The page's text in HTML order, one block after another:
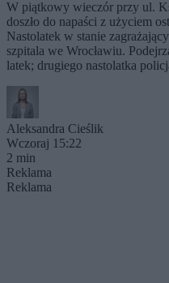
W piątkowy wieczór przy ul.
doszło do napaści z użyciem
Nastolatek w stanie
szpitala we Wrocławiu.
latek; drugiego nastolatka
Aleksandra Cieślik
Wczoraj 15:22
2 min
Reklama
Reklama